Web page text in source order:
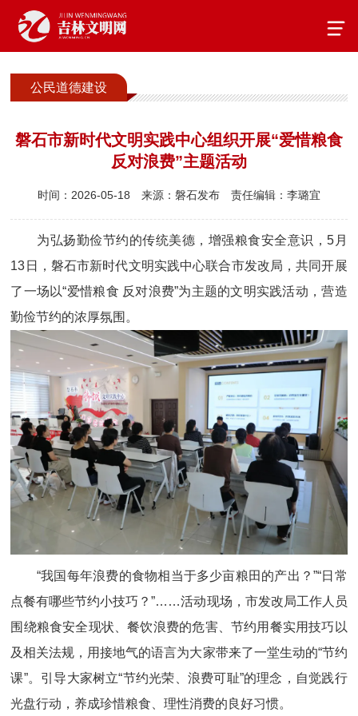
公民道德建设
磐石市新时代文明实践中心组织开展“爱惜粮食
反对浪费”主题活动
时间：2026-05-18 来源：磐石发布 责任编辑：李璐宜
为弘扬勤俭节约的传统美德，增强粮食安全意识，5月
13日，磐石市新时代文明实践中心联合市发改局，共同开展
了一场以“爱惜粮食 反对浪费”为主题的文明实践活动，营造
勤俭节约的浓厚氛围。
“我国每年浪费的食物相当于多少亩粮田的产出？”“日常
点餐有哪些节约小技巧？”……活动现场，市发改局工作人员
围绕粮食安全现状、餐饮浪费的危害、节约用餐实用技巧以
及相关法规，用接地气的语言为大家带来了一堂生动的“节约
课”。引导大家树立“节约光荣、浪费可耻”的理念，自觉践行
光盘行动，养成珍惜粮食、理性消费的良好习惯。